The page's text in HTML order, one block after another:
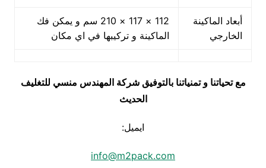
أبعاد الماكينة
الخارجي
112 × 117 × 210 سم و يمكن فك
الماكينة و تركيبها في اي مكان
مع تحياتنا و تمنياتنا بالتوفيق شركة المهندس منسي للتغليف
الحديث
ايميل:
info@m2pack.com